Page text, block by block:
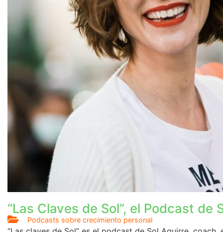
“Las Claves de Sol”, el Podcast de
Podcasts sobre crecimiento personal